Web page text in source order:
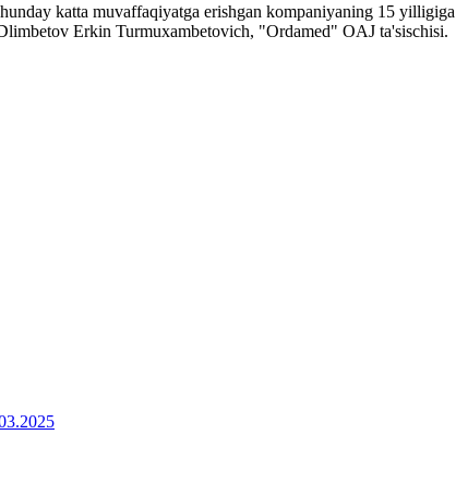
katta muvaffaqiyatga erishgan kompaniyaning 15
Erkin Turmuxambetovich, "Ordamed" OAJ ta'sischisi.